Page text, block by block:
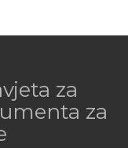
za
za